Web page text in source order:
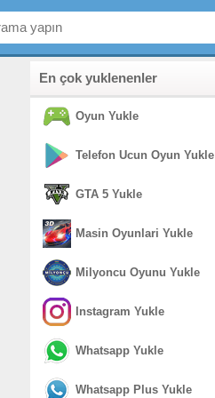
En çok yuklenenler
Oyun Yukle
Telefon Ucun Oyun Yukle
GTA 5 Yukle
Masin Oyunlari Yukle
Milyoncu Oyunu Yukle
Instagram Yukle
Whatsapp Yukle
Whatsapp Plus Yukle